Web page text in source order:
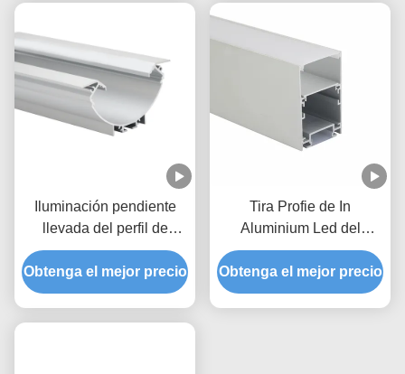
Iluminación pendiente
llevada del perfil de
aluminio para hacia
arriba y hacia abajo
encender perfil del LED
Obtenga el mejor precio
Tira Profie de In
Aluminium Led del
conductor de
W50*H75mm para arriba
y abajo de la encender
Obtenga el mejor precio